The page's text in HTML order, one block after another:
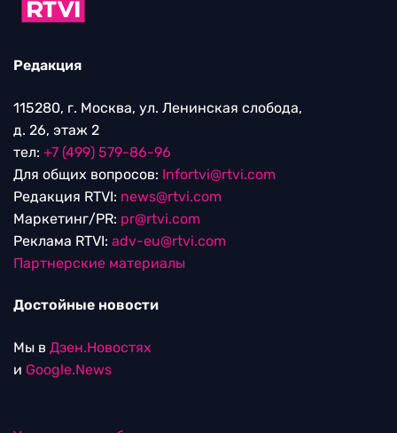
Редакция
115280, г. Москва, ул. Ленинская слобода,
д. 26, этаж 2
тел: +7 (499) 579-86-96
Для общих вопросов: Infortvi@rtvi.com
Редакция RTVI: news@rtvi.com
Маркетинг/PR: pr@rtvi.com
Реклама RTVI: adv-eu@rtvi.com
Партнерские материалы
Достойные новости
Мы в Дзен.Новостях
и Google.News